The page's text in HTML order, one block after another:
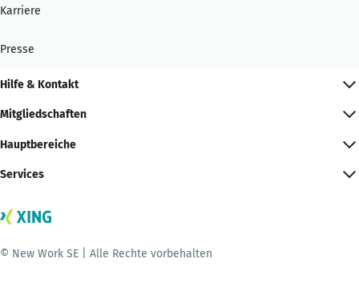
Karriere
Presse
Hilfe & Kontakt
Mitgliedschaften
Hauptbereiche
Services
© New Work SE | Alle Rechte vorbehalten